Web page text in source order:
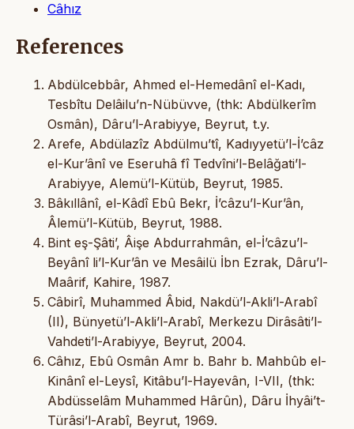
Câhız
References
Abdülcebbâr, Ahmed el-Hemedânî el-Kadı,
Tesbîtu Delâilu’n-Nübüvve, (thk: Abdülkerîm
Osmân), Dâru’l-Arabiyye, Beyrut, t.y.
Arefe, Abdülazîz Abdülmu’tî, Kadıyyetü’l-İ’câz
el-Kur’ânî ve Eseruhâ fî Tedvîni’l-Belâğati’l-
Arabiyye, Alemü’l-Kütüb, Beyrut, 1985.
Bâkıllânî, el-Kâdî Ebû Bekr, İ’câzu’l-Kur’ân,
Âlemü’l-Kütüb, Beyrut, 1988.
Bint eş-Şâti’, Âişe Abdurrahmân, el-İ’câzu’l-
Beyânî li’l-Kur’ân ve Mesâilü İbn Ezrak, Dâru’l-
Maârif, Kahire, 1987.
Câbirî, Muhammed Âbid, Nakdü’l-Akli’l-Arabî
(II), Bünyetü’l-Akli’l-Arabî, Merkezu Dirâsâti’l-
Vahdeti’l-Arabiyye, Beyrut, 2004.
Câhız, Ebû Osmân Amr b. Bahr b. Mahbûb el-
Kinânî el-Leysî, Kitâbu’l-Hayevân, I-VII, (thk:
Abdüsselâm Muhammed Hârûn), Dâru İhyâi’t-
Türâsi’l-Arabî, Beyrut, 1969.